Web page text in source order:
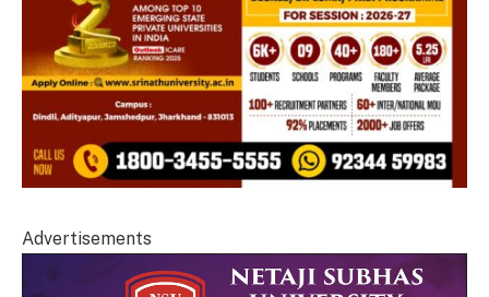
Advertisements